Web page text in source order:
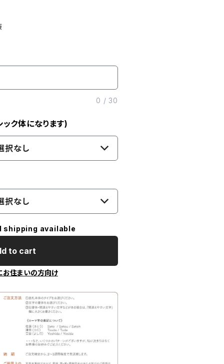
0 /30
体になります)
択なし
択なし
shipping available
to cart
お住まいの方向け